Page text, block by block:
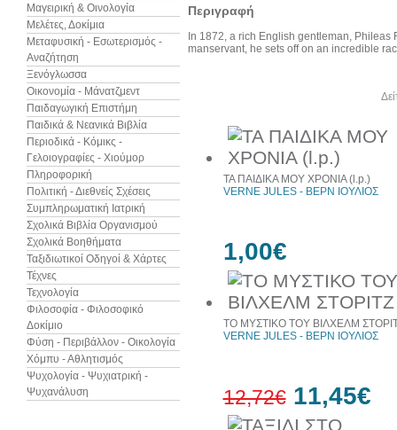
Μαγειρική & Οινολογία
Μελέτες, Δοκίμια
Μεταφυσική - Εσωτερισμός -
Αναζήτηση
Ξενόγλωσσα
Οικονομία - Μάνατζμεντ
Παιδαγωγική Επιστήμη
Παιδικά & Νεανικά Βιβλία
Περιοδικά - Κόμικς -
Γελοιογραφίες - Χιούμορ
Πληροφορική
Πολιτική - Διεθνείς Σχέσεις
Συμπληρωματική Ιατρική
Σχολικά Βιβλία Οργανισμού
Σχολικά Βοηθήματα
Ταξιδιωτικοί Οδηγοί & Χάρτες
Τέχνες
Τεχνολογία
Φιλοσοφία - Φιλοσοφικό
Δοκίμιο
Φύση - Περιβάλλον - Οικολογία
Χόμπυ - Αθλητισμός
Ψυχολογία - Ψυχιατρική -
Ψυχανάλυση
Περιγραφή
In 1872, a rich English gentleman,
manservant, he sets off on an incredible
ΤΑ ΠΑΙΔΙΚΑ ΜΟΥ ΧΡΟΝΙΑ (l.p.)
VERNE JULES - ΒΕΡΝ ΙΟΥΛΙΟΣ
1,00€
ΤΟ ΜΥΣΤΙΚΟ ΤΟΥ ΒΙΛΧΕΛΜ
VERNE JULES - ΒΕΡΝ ΙΟΥΛΙΟΣ
12,72€ 11,45€